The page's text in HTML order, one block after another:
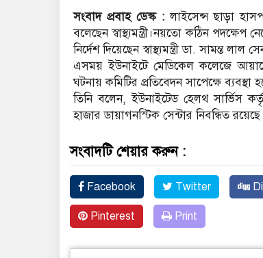
সংবাদ প্রবাহ ডেস্ক :লাইসেন্স ছাড়া
বলেছেন স্বাস্থ্যমন্ত্রী।নয়তো কঠিন পদক্ষেপ
নির্দেশ দিয়েছেন স্বাস্থ্যমন্ত্রী ডা. সামন্ত
এসময় ইউনাইটে মেডিকেল কলেজে
ঘটনায় কমিটির প্রতিবেদন সাপেক্ষে
তিনি বলেন, ইউনাইটেড হেলথ সার্ভিস
হাজার ডায়াগনস্টিক সেন্টার নিবন্ধিত
সংবাদটি শেয়ার করুন :
Facebook Twitter
Pinterest Print